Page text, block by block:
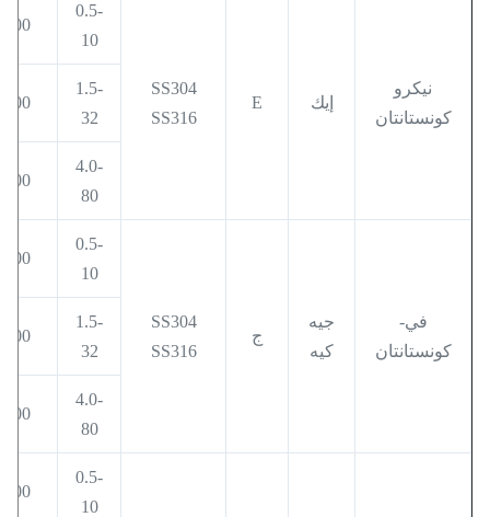
نيكرو
كونستانتان
إيك E
SS304
SS316
0.5-
10
400
1.5-
32
600
4.0-
80
800
في-
كونستانتان
جيه
كيه
ج
SS304
SS316
0.5-
10
400
1.5-
32
600
4.0-
80
800
0.5-
10
400